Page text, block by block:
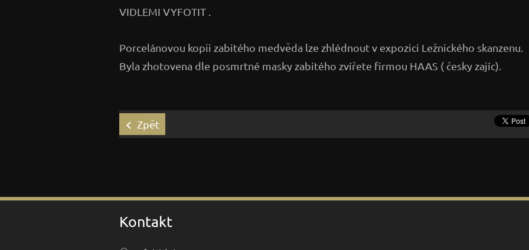
VIDLEMI VYFOTIT .
Porcelánovou kopii zabitého medvěda lze zhlédnout v expozici Ležnického skanzenu.
Byla zhotovena dle posmrtné masky zabitého zvířete firmou HAAS ( česky zajíc).
Zpět
Kontakt